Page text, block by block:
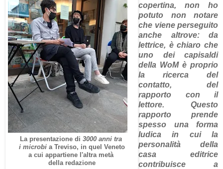
La presentazione di 3000 anni tra
i microbia Treviso, in quel Veneto
a cui appartiene l'altra metà
della redazione
copertina, non ho
potuto non notare
che viene perseguito
anche altrove: da
lettrice, è chiaro che
uno dei capisaldi
della WoM è proprio
la ricerca del
contatto, del
rapporto con il
lettore. Questo
rapporto prende
spesso una forma
ludica in cui la
personalità della
casa editrice
contribuisce a